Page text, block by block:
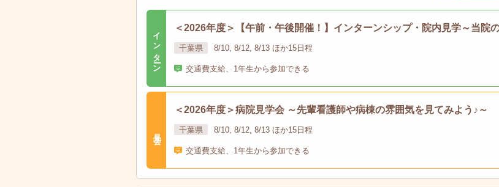
インターン ＜2026年度＞【午前・午後開催！】インターンシップ・院内見学～当院
千葉県 8/10, 8/12, 8/13 ほか15日程
交通費支給、1年生から参加できる
＜2026年度＞病院見学会 ～先輩看護師や病棟の雰囲気を見てみよう♪～
千葉県 8/10, 8/12, 8/13 ほか15日程
交通費支給、1年生から参加できる